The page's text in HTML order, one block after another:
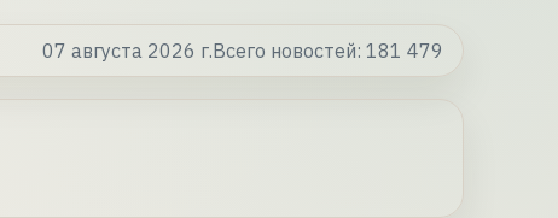
07 августа 2026 г.Всего новостей: 181 479